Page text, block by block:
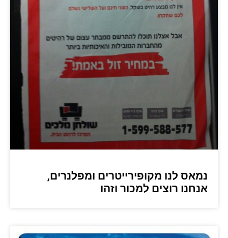
נמאס לנו מקופירייטרים ומפלנרים,
אנחנו רוצים למכור וזהו